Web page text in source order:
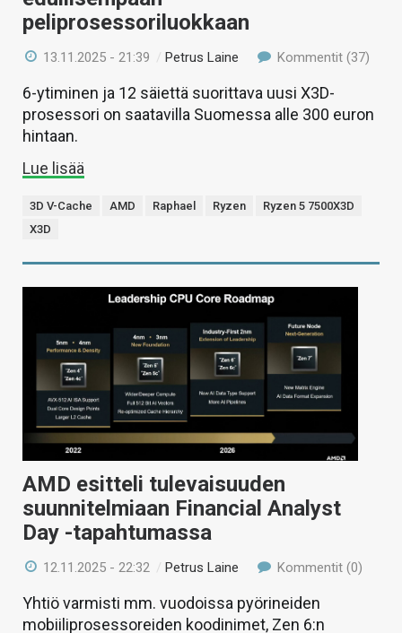
peliprosessoriluokkaan
13.11.2025 - 21:39 /Petrus Laine Kommentit (37)
6-ytiminen ja 12 säiettä suorittava uusi X3D-
prosessori on saatavilla Suomessa alle 300 euron
hintaan.
Lue lisää
3D V-Cache AMD Raphael Ryzen
Ryzen 5 7500X3D
X3D
AMD esitteli tulevaisuuden
suunnitelmiaan Financial Analyst
Day -tapahtumassa
12.11.2025 - 22:32 / Petrus Laine Kommentit (0)
Yhtiö varmisti mm. vuodoissa pyörineiden
mobiiliprosessoreiden koodinimet, Zen 6:n